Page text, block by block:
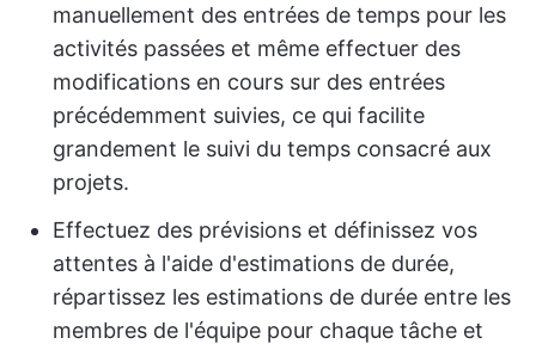
manuellement des entrées de temps pour les
activités passées et même effectuer des
modifications en cours sur des entrées
précédemment suivies, ce qui facilite
grandement le suivi du temps consacré aux
projets.
Effectuez des prévisions et définissez vos
attentes à l'aide d'estimations de durée,
répartissez les estimations de durée entre les
membres de l'équipe pour chaque tâche et